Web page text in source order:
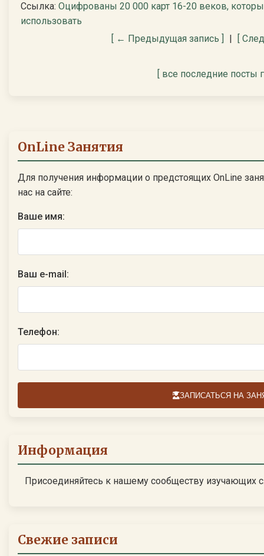
Ссылка: Оцифрованы 20 000 карт 16-20 веков,
использовать
[ ← Предыдущая запись ]
| [
[ все последние посты
OnLine Занятия
Для получения информации о предстоящих OnLine
нас на сайте:
Ваше имя:
Ваш e-mail:
Телефон:
ЗАПИСАТЬСЯ НА
Информация
Присоединяйтесь к нашему сообществу изучающих
Свежие записи